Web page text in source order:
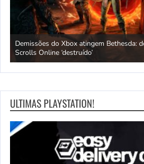
Demissões do Xbox atingem Bethesda:
Scrolls Online ‘destruído’
ULTIMAS PLAYSTATION!